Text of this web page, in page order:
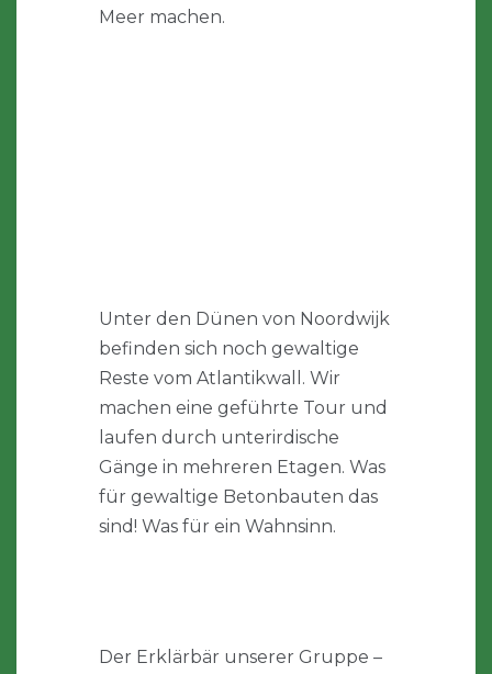
Meer machen.
Unter den Dünen von Noordwijk
befinden sich noch gewaltige
Reste vom Atlantikwall. Wir
machen eine geführte Tour und
laufen durch unterirdische
Gänge in mehreren Etagen. Was
für gewaltige Betonbauten das
sind! Was für ein Wahnsinn.
Der Erklärbär unserer Gruppe –